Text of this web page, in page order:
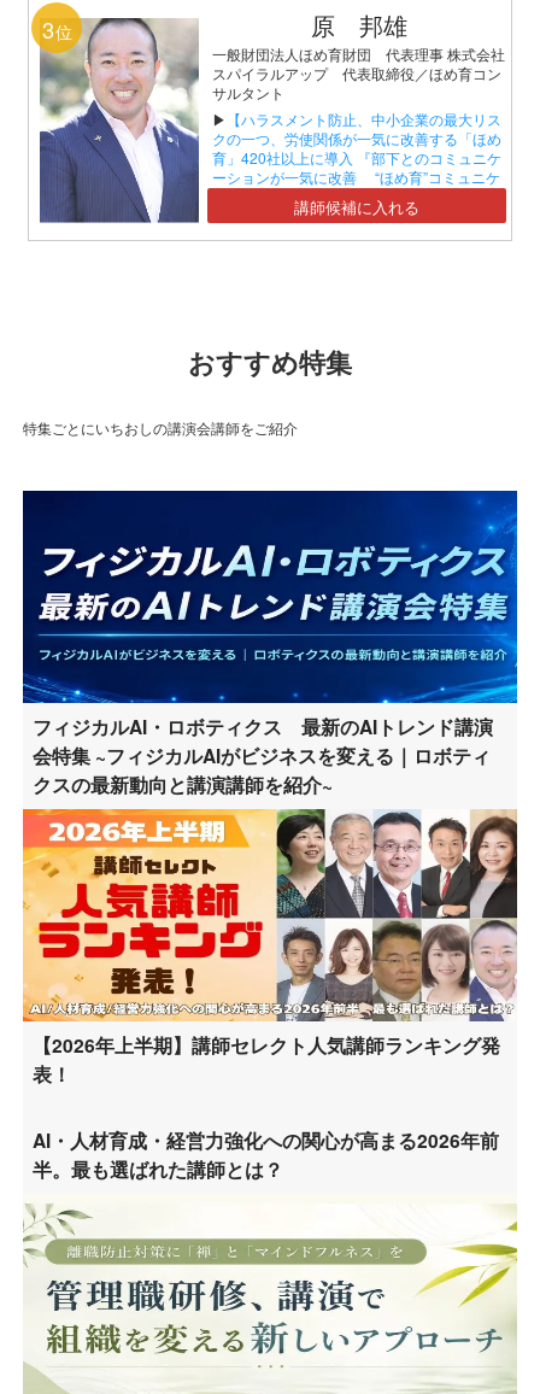
3位 原 邦雄
一般財団法人ほめ育財団 代表理事 株式会社
スパイラルアップ 代表取締役／ほめ育コン
サルタント
▶ 【ハラスメント防止、中小企業の最大リス
クの一つ、労使関係が一気に改善する「ほめ
育」420社以上に導入 『部下とのコミュニケ
ーションが一気に改善 “ほめ育”コミュニケ
ーションセミナー』】講師候補に入れる
おすすめ特集
特集ごとにいちおしの講演会講師をご紹介
フィジカルAI・ロボティクス 最新のAIトレンド講演
会特集 ~フィジカルAIがビジネスを変える｜ロボティ
クスの最新動向と講演講師を紹介~
【2026年上半期】講師セレクト人気講師ランキング発
表！
AI・人材育成・経営力強化への関心が高まる2026年前
半。最も選ばれた講師とは？